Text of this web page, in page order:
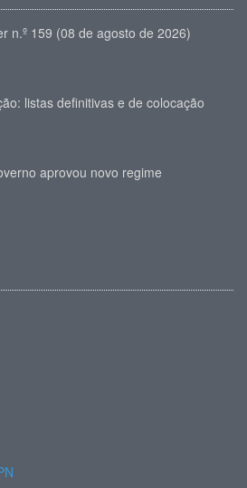
n.º 159 (08 de agosto de 2026)
listas definitivas e de colocação
aprovou novo regime